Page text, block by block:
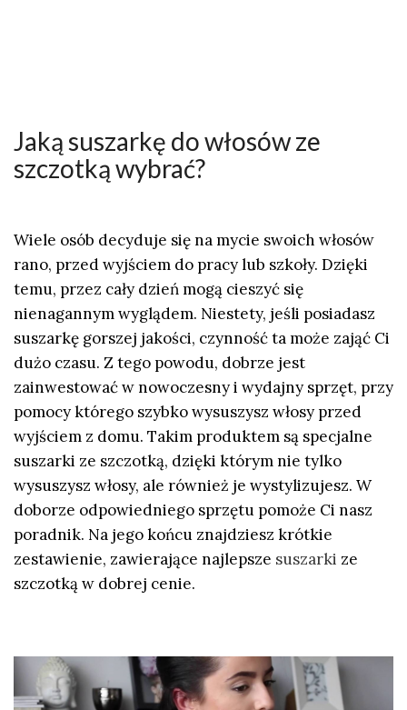
Jaką suszarkę do włosów ze
szczotką wybrać?
Wiele osób decyduje się na mycie swoich włosów
rano, przed wyjściem do pracy lub szkoły. Dzięki
temu, przez cały dzień mogą cieszyć się
nienagannym wyglądem. Niestety, jeśli posiadasz
suszarkę gorszej jakości, czynność ta może zająć Ci
dużo czasu. Z tego powodu, dobrze jest
zainwestować w nowoczesny i wydajny sprzęt, przy
pomocy którego szybko wysuszysz włosy przed
wyjściem z domu. Takim produktem są specjalne
suszarki ze szczotką, dzięki którym nie tylko
wysuszysz włosy, ale również je wystylizujesz. W
doborze odpowiedniego sprzętu pomoże Ci nasz
poradnik. Na jego końcu znajdziesz krótkie
zestawienie, zawierające najlepsze suszarki ze
szczotką w dobrej cenie.